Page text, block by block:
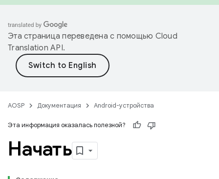
Эта страница переведена с помощью Cloud
Translation API.
AOSP Документация Android-устройства
Эта информация оказалась полезной?
Начать